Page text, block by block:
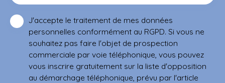
J'accepte le traitement de mes données
personnelles conformément au RGPD. Si vous ne
souhaitez pas faire l'objet de prospection
commerciale par voie téléphonique, vous pouvez
vous inscrire gratuitement sur la liste d'opposition
au démarchage téléphonique, prévu par l'article